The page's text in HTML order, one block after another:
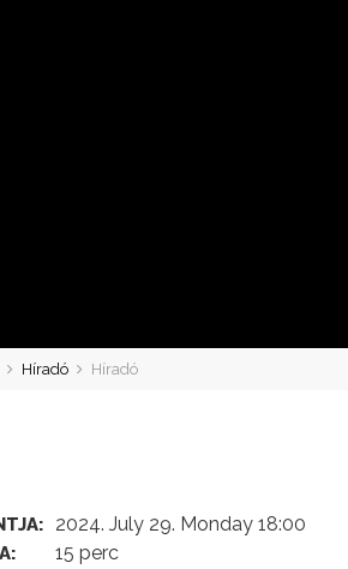
Híradó Híradó
2024. July 29. Monday 18:00
15 perc